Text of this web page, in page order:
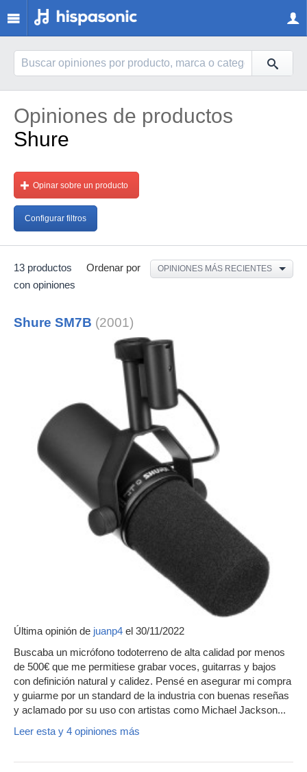
Opiniones de productos
Shure
Opinar sobre un producto
Configurar filtros
Ordenar por OPINIONES MÁS RECIENTES
13 productos
con opiniones
Shure SM7B (2001)
Última opinión de juanp4 el 30/11/2022
Buscaba un micrófono todoterreno de alta calidad por menos
de 500€ que me permitiese grabar voces, guitarras y bajos
con definición natural y calidez. Pensé en asegurar mi compra
y guiarme por un standard de la industria con buenas reseñas
y aclamado por su uso con artistas como Michael Jackson...
Leer esta y 4 opiniones más